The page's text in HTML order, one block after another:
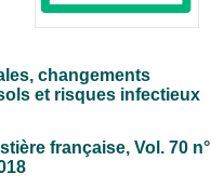
changements
et risques infectieux
française, Vol. 70 n°